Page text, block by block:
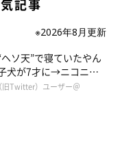
記事
※2026年8月更新
ソ天”で寝ていたやん
犬が7才に→ニコニ
ル”が魅力のコに成
旧Twitter）ユーザー＠